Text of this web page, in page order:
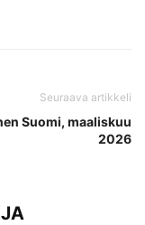
Seuraava artikkeli
Suomi, maaliskuu
2026